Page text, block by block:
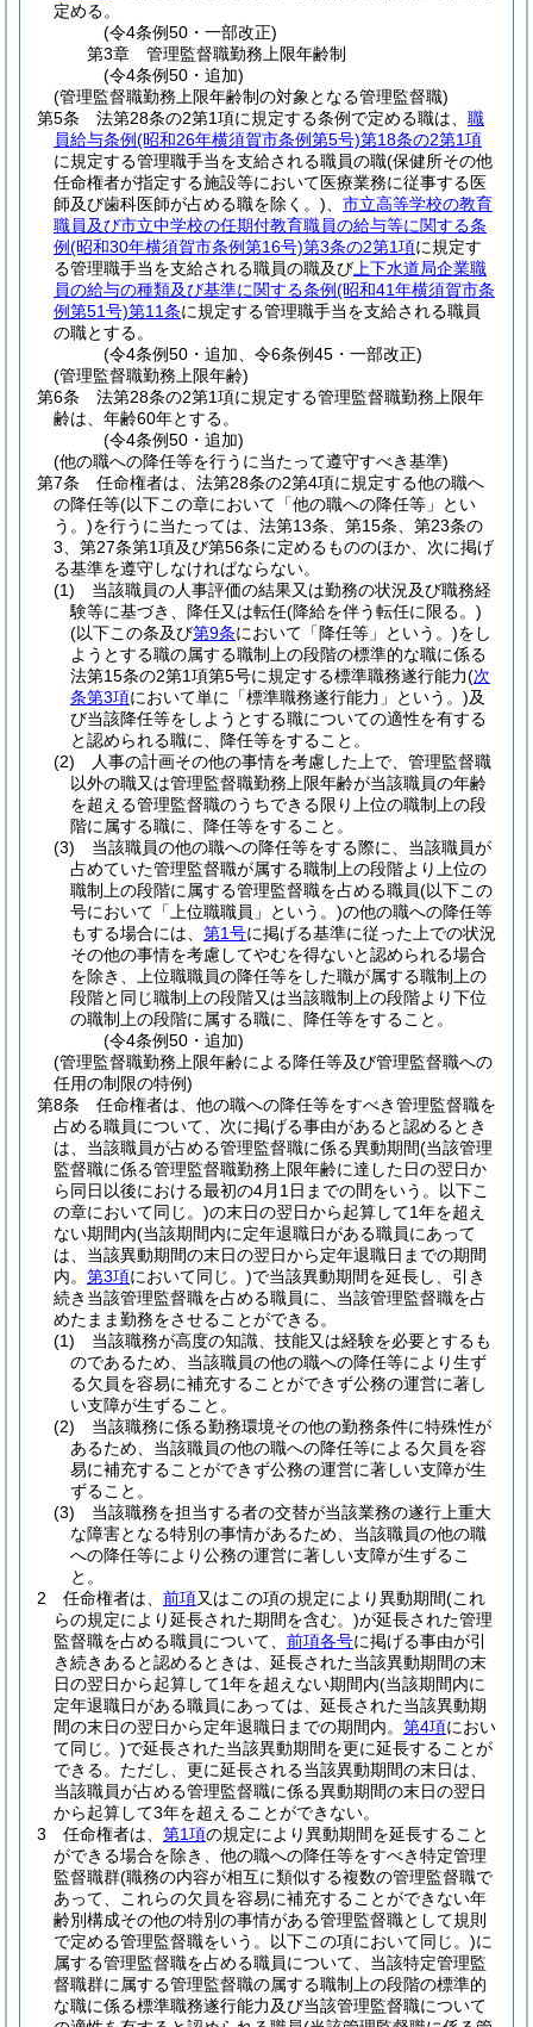
定める。
(令4条例50・一部改正)
第3章
管理監督職勤務上限年齢制
(令4条例50・追加)
(管理監督職勤務上限年齢制の対象となる管理監督職)
第5条
法第28条の2第1項に規定する条例で定める職は、 職
員給与条例(昭和26年横須賀市条例第5号)第18条の2第1項
に規定する管理職手当を支給される職員の職(保健所その他
任命権者が指定する施設等において医療業務に従事する医
師及び歯科医師が占める職を除く。)
市立高等学校の教育
職員及び市立中学校の任期付教育職員の給与等に関する条
例(昭和30年横須賀市条例第16号)第3条の2第1項に規定す
る管理職手当を支給される職員の職及び 上下水道局企業職
員の給与の種類及び基準に関する条例(昭和41年横須賀市条
例第51号)第11条に規定する管理職手当を支給される職員
の職とする。
(令4条例50・追加、令6条例45・一部改正)
(管理監督職勤務上限年齢)
第6条
法第28条の2第1項に規定する管理監督職勤務上限年
齢は、年齢60年とする。
(令4条例50・追加)
(他の職への降任等を行うに当たって遵守すべき基準)
第7条
任命権者は、法第28条の2第4項に規定する他の職へ
の降任等(以下この章において「他の職への降任等」とい
う。)を行うに当たっては、法第13条、第15条、第23条の
3、第27条第1項及び第56条に定めるもののほか、次に掲げ
る基準を遵守しなければならない。
(1)
当該職員の人事評価の結果又は勤務の状況及び職務経
験等に基づき、降任又は転任(降給を伴う転任に限る。)
(以下この条及び第9条において「降任等」という。)をし
ようとする職の属する職制上の段階の標準的な職に係る
法第15条の2第1項第5号に規定する標準職務遂行能力(次
条第3項において単に「標準職務遂行能力」という。)及
び当該降任等をしようとする職についての適性を有する
と認められる職に、降任等をすること。
(2)
人事の計画その他の事情を考慮した上で、管理監督職
以外の職又は管理監督職勤務上限年齢が当該職員の年齢
を超える管理監督職のうちできる限り上位の職制上の段
階に属する職に、降任等をすること。
(3)
当該職員の他の職への降任等をする際に、当該職員が
占めていた管理監督職が属する職制上の段階より上位の
職制上の段階に属する管理監督職を占める職員(以下この
号において「上位職職員」という。)の他の職への降任等
もする場合には、 第1号に掲げる基準に従った上での状況
その他の事情を考慮してやむを得ないと認められる場合
を除き、上位職職員の降任等をした職が属する職制上の
段階と同じ職制上の段階又は当該職制上の段階より下位
の職制上の段階に属する職に、降任等をすること。
(令4条例50・追加)
(管理監督職勤務上限年齢による降任等及び管理監督職への
任用の制限の特例)
第8条
任命権者は、他の職への降任等をすべき管理監督職を
占める職員について、次に掲げる事由があると認めるとき
は、当該職員が占める管理監督職に係る異動期間(当該管理
監督職に係る管理監督職勤務上限年齢に達した日の翌日か
ら同日以後における最初の4月1日までの間をいう。以下こ
の章において同じ。)の末日の翌日から起算して1年を超え
ない期間内(当該期間内に定年退職日がある職員にあって
は、当該異動期間の末日の翌日から定年退職日までの期間
内。 第3項において同じ。)で当該異動期間を延長し、引き
続き当該管理監督職を占める職員に、当該管理監督職を占
めたまま勤務をさせることができる。
(1)
当該職務が高度の知識、技能又は経験を必要とするも
のであるため、当該職員の他の職への降任等により生ず
る欠員を容易に補充することができず公務の運営に著し
い支障が生ずること。
(2)
当該職務に係る勤務環境その他の勤務条件に特殊性が
あるため、当該職員の他の職への降任等による欠員を容
易に補充することができず公務の運営に著しい支障が生
ずること。
(3)
当該職務を担当する者の交替が当該業務の遂行上重大
な障害となる特別の事情があるため、当該職員の他の職
への降任等により公務の運営に著しい支障が生ずるこ
と。
2
任命権者は、 前項又はこの項の規定により異動期間(これ
らの規定により延長された期間を含む。)が延長された管理
監督職を占める職員について、 前項各号に掲げる事由が引
き続きあると認めるときは、延長された当該異動期間の末
日の翌日から起算して1年を超えない期間内(当該期間内に
定年退職日がある職員にあっては、延長された当該異動期
間の末日の翌日から定年退職日までの期間内。 第4項におい
て同じ。)で延長された当該異動期間を更に延長することが
できる。 ただし、更に延長される当該異動期間の末日は、
当該職員が占める管理監督職に係る異動期間の末日の翌日
から起算して3年を超えることができない。
3
任命権者は、 第1項の規定により異動期間を延長すること
ができる場合を除き、他の職への降任等をすべき特定管理
監督職群(職務の内容が相互に類似する複数の管理監督職で
あって、これらの欠員を容易に補充することができない年
齢別構成その他の特別の事情がある管理監督職として規則
で定める管理監督職をいう。以下この項において同じ。)に
属する管理監督職を占める職員について、当該特定管理監
督職群に属する管理監督職の属する職制上の段階の標準的
な職に係る標準職務遂行能力及び当該管理監督職について